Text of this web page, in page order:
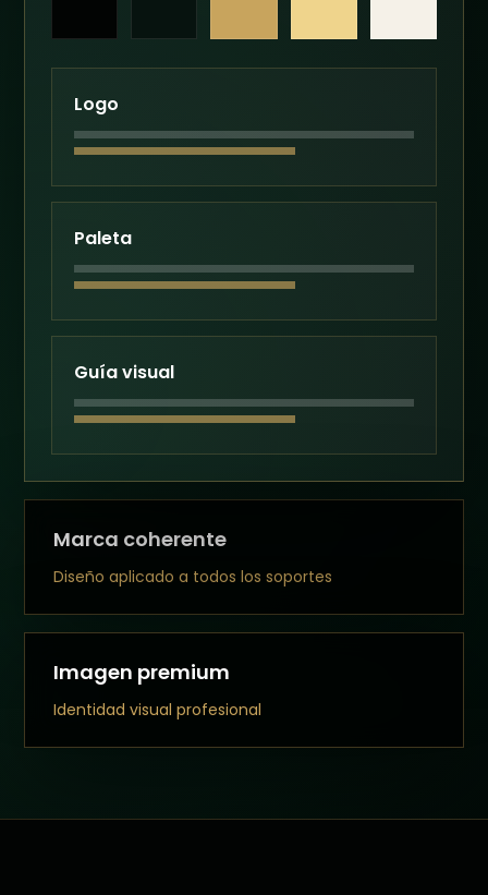
Logo
Paleta
Guía visual
Marca coherente
Diseño aplicado a todos los soportes
Imagen premium
Identidad visual profesional